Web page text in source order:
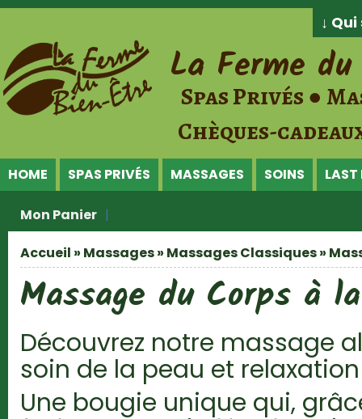
Jump to Content
↓
La Ferme
Spas Privés ●
Chèques-
HOME SPAS PRIVÉS MASSAGES SOINS LAST
Mon Panier
Vous êtes ici
Accueil » Massages» Massages Classiques»
Massage du Corps à
Découvrez notre massage
soin de la peau et
Une bougie unique qui,